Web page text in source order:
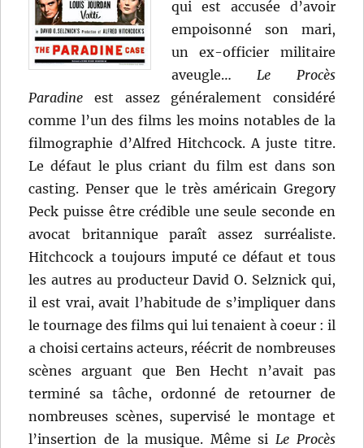
qui est accusée d’avoir
empoisonné son mari,
un ex-officier militaire
aveugle…Le Procès
Paradine est assez généralement considéré
comme l’un des films les moins notables de la
filmographie d’Alfred Hitchcock. A juste titre.
Le défaut le plus criant du film est dans son
casting. Penser que le très américain Gregory
Peck puisse être crédible une seule seconde en
avocat britannique paraît assez surréaliste.
Hitchcock a toujours imputé ce défaut et tous
les autres au producteur David O. Selznick qui,
il est vrai, avait l’habitude de s’impliquer dans
le tournage des films qui lui tenaient à coeur : il
a choisi certains acteurs, réécrit de nombreuses
scènes arguant que Ben Hecht n’avait pas
terminé sa tâche, ordonné de retourner de
nombreuses scènes, supervisé le montage et
l’insertion de la musique. Même siLe Procès